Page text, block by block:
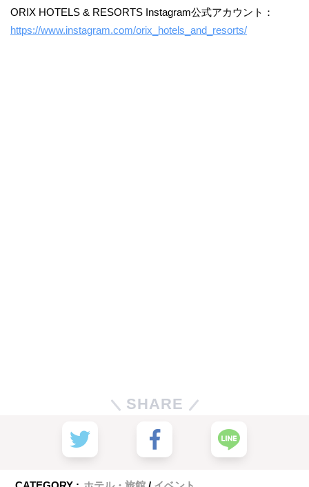
ORIX HOTELS & RESORTS Instagram公式アカウント：
https://www.instagram.com/orix_hotels_and_resorts/
SHARE